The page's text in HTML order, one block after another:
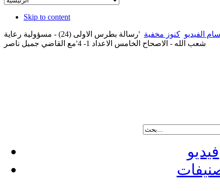
Skip to content
الفيديو كنوز مخفية
'رسالة بطرس الاولى (24) - مسؤولية رعاية
شعب الله - الاصحاح الخامس الاعداد 1- 4'مع القاضي جميل ناصر
فيديو